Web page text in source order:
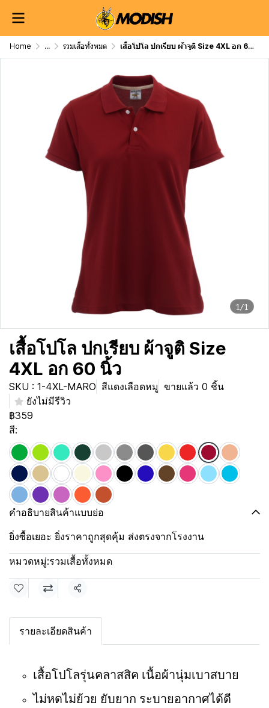
Home ... รวมเสื้อทั้งหมด เสื้อโปโล ปกเรียบ ผ้าจูติ Size 4XL อก 60 นิ้ว
1/1
เสื้อโปโล ปกเรียบ ผ้าจูติ Size
4XL อก 60 นิ้ว
SKU : 1-4XL-MARO สีแดงเลือดหมู ขายแล้ว 0 ชิ้น
ยังไม่มีรีวิว
฿359
สี:
คำอธิบายสินค้าแบบย่อ
ยิ่งซื้อเยอะ ยิ่งราคาถูกสุดคุ้ม ส่งตรงจากโรงงาน
หมวดหมู่:รวมเสื้อทั้งหมด
แชร์
รายละเอียดสินค้า
เสื้อโปโลรุ่นคลาสสิค เนื้อผ้านุ่มเบาสบาย
ไม่หดไม่ย้วย ยับยาก ระบายอากาศได้ดี